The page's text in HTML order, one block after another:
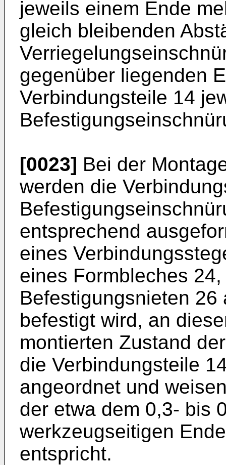
jeweils einem Ende
gleich bleibenden
gegenüber liegenden
Verbindungsteile 14
[0023] Bei der
werden die
entsprechend
eines
eines Formbleches
Befestigungsnieten
befestigt wird, an
montierten Zustand
die Verbindungsteile
angeordnet und
der etwa dem 0,3- bis
werkzeugseitigen
entspricht.